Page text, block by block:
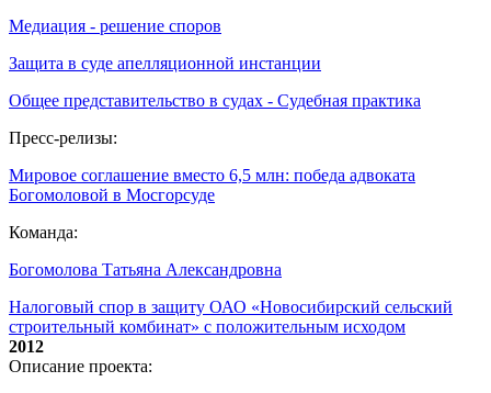
Медиация - решение споров
Защита в суде апелляционной инстанции
Общее представительство в судах - Судебная практика
Пресс-релизы:
Мировое соглашение вместо 6,5 млн: победа адвоката
Богомоловой в Мосгорсуде
Команда:
Богомолова Татьяна Александровна
Налоговый спор в защиту ОАО «Новосибирский сельский
строительный комбинат» с положительным исходом
2012
Описание проекта: